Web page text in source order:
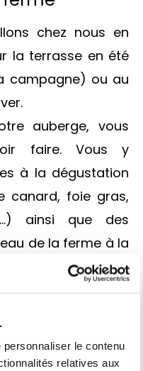
le contenu
relatives aux
chez nous en
la terrasse en été
campagne) ou au
auberge, vous
faire. Vous y
à la dégustation
canard, foie gras,
ainsi que des
de la ferme à la
de bonnes frites
de canard.